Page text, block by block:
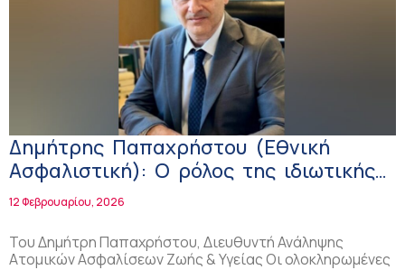
Δημήτρης Παπαχρήστου (Εθνική
Ασφαλιστική): Ο ρόλος της ιδιωτικής
ασφάλισης στην υγεία της γυναίκας
12 Φεβρουαρίου, 2026
Του Δημήτρη Παπαχρήστου, Διευθυντή Ανάληψης
Ατομικών Ασφαλίσεων Ζωής & Υγείας Οι ολοκληρωμένες